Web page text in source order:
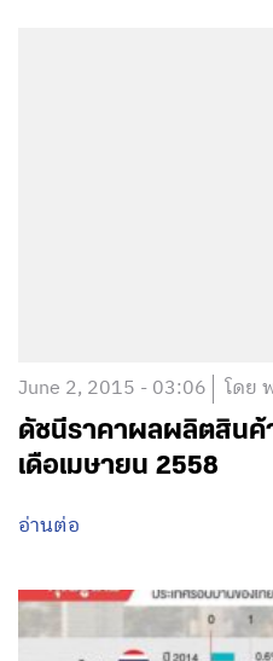
June 2, 2015 - 03:06 โดย
ดัชนีราคาผลผลิตสินค้
เดือเมษายน 2558
อ่านต่อ